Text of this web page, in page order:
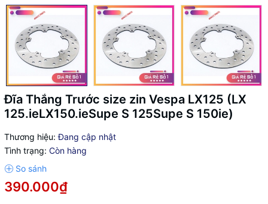
Đĩa Thắng Trước size zin Vespa LX125 (LX
125.ieLX150.ieSupe S 125Supe S 150ie)
Thương hiệu: Đang cập nhật
Tình trạng: Còn hàng
390.000₫